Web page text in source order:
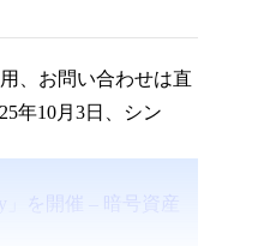
、お問い合わせは直
年10月3日、シン
を開催 – 暗号資産